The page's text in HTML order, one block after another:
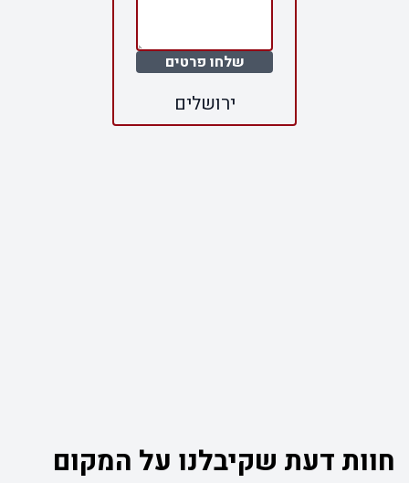
שלחו פרטים
ירושלים
חוות דעת שקיבלנו על המקום